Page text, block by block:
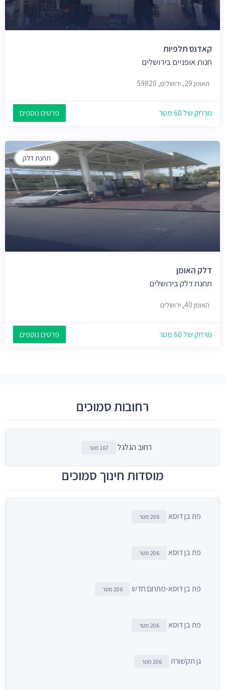
קאדנס תלפיות
חנות אופניים בירושלים
האומן 29, ירושלים, 59820
מרחק של 60 מטר פרטים נוספים
תחנת דלק
דלק האומן
תחנת דלק בירושלים
האומן 40, ירושלים
מרחק של 60 מטר פרטים נוספים
רחובות סמוכים
רחוב הגלגל 167 מטר
מוסדות חינוך סמוכים
פת בן דוסא 206 מטר
פת בן דוסא 206 מטר
פת בן דוסא-מתחם חדש 206 מטר
פת בן דוסא 206 מטר
גן תקשורת 206 מטר